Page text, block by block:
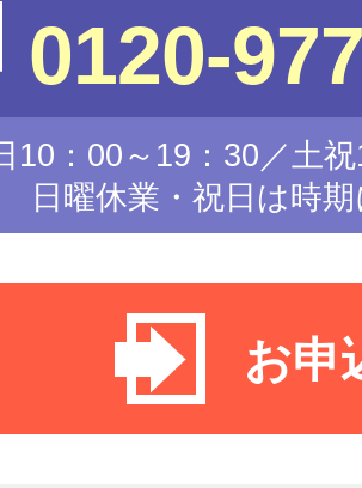
0120-
10：00～19：30／土
日曜休業・祝日は時
お申